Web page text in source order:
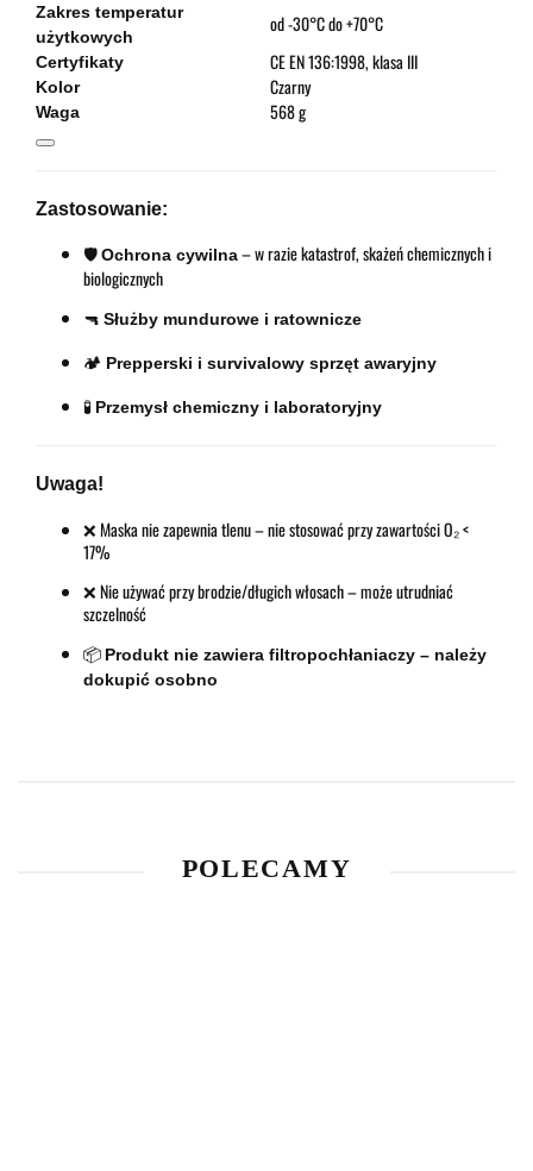
Zakres temperatur
użytkowych
od -30°C do +70°C
Certyfikaty CE EN 136:1998, klasa III
Kolor Czarny
Waga 568 g
Zastosowanie:
🛡️Ochrona cywilna– w razie katastrof, skażeń chemicznych i
biologicznych
🔫 Służby mundurowe i ratownicze
🏕️ Prepperski i survivalowy sprzęt awaryjny
🧪 Przemysł chemiczny i laboratoryjny
Uwaga!
❌ Maska nie zapewnia tlenu – nie stosować przy zawartości O₂ <
17%
❌ Nie używać przy brodzie/długich włosach – może utrudniać
szczelność
📦 Produkt nie zawiera filtropochłaniaczy – należy
dokupić osobno
POLECAMY